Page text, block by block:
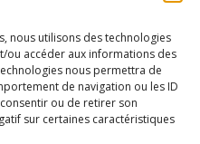
nous utilisons des technologies
ou accéder aux informations des
nous permettra de
de navigation ou les ID
ou de retirer son
sur certaines caractéristiques